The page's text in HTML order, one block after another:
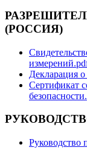
(РОССИЯ)
Декларация
Сертификат
Руководство